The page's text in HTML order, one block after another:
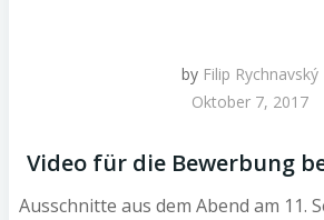
by Filip Rychnavský
Oktober 7, 2017
Video für die Bewerbung
Ausschnitte aus dem Abend am 11.